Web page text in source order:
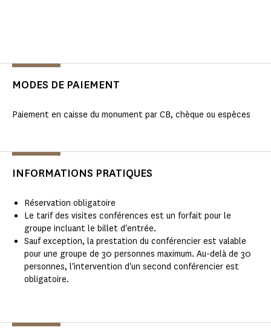
MODES DE PAIEMENT
Paiement en caisse du monument par CB, chèque ou espèces
INFORMATIONS PRATIQUES
Réservation obligatoire
Le tarif des visites conférences est un forfait pour le
groupe incluant le billet d'entrée.
Sauf exception, la prestation du conférencier est valable
pour une groupe de 30 personnes maximum. Au-delà de 30
personnes, l'intervention d'un second conférencier est
obligatoire.